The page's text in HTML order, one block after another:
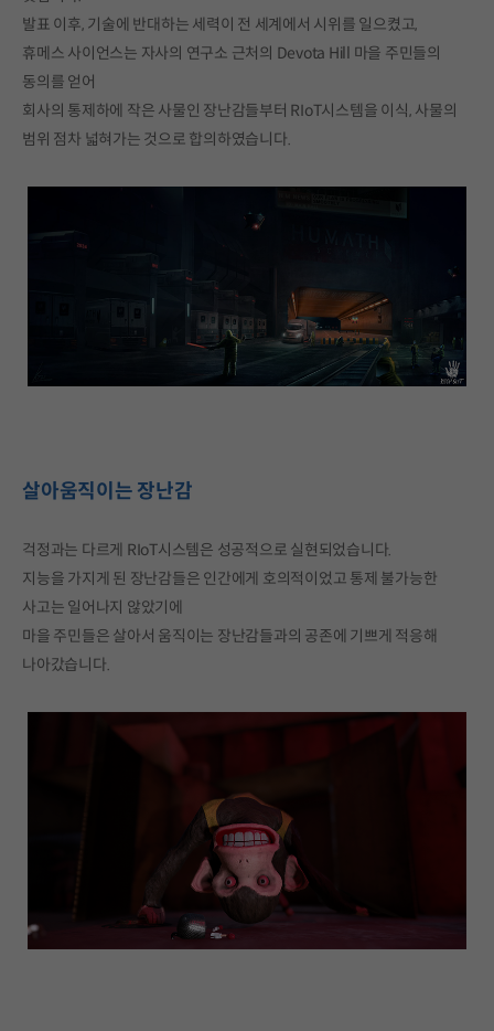
발표 이후, 기술에 반대하는 세력이 전 세계에서 시위를 일으켰고,
휴메스 사이언스는 자사의 연구소 근처의 Devota Hill 마을 주민들의
동의를 얻어
회사의 통제하에 작은 사물인 장난감들부터 RIoT시스템을 이식, 사물의
범위 점차 넓혀가는 것으로 합의하였습니다.
살아움직이는 장난감
걱정과는 다르게 RIoT시스템은 성공적으로 실현되었습니다.
지능을 가지게 된 장난감들은 인간에게 호의적이었고 통제 불가능한
사고는 일어나지 않았기에
마을 주민들은 살아서 움직이는 장난감들과의 공존에 기쁘게 적응해
나아갔습니다.